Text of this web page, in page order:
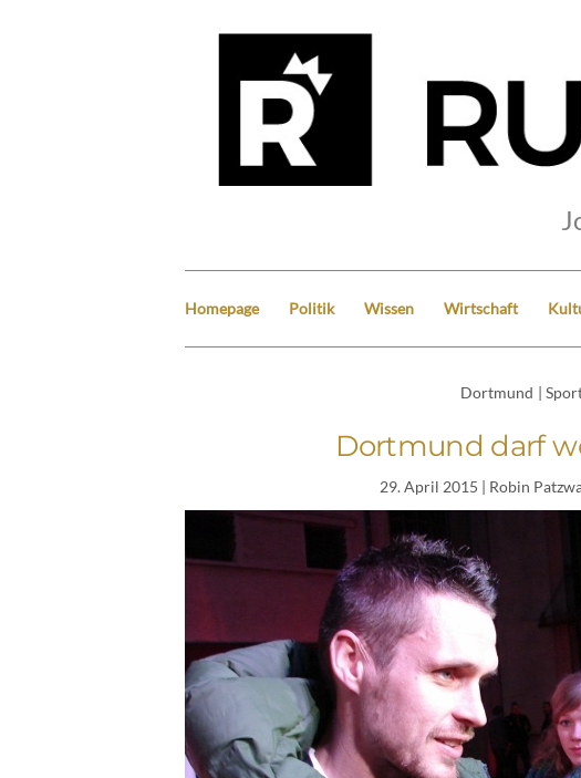
Homepage Politik Wissen Wirtschaft
Dortmund |
Dortmund darf
29. April 2015 | Robin